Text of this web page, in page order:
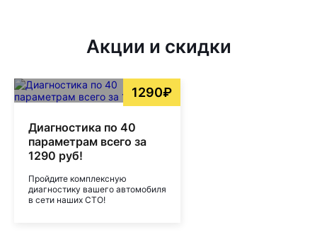
Акции и скидки
1290₽
Диагностика по 40
параметрам всего за
1290 руб!
Пройдите комплексную
диагностику вашего автомобиля
в сети наших СТО!